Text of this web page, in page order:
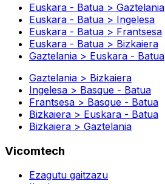
Euskara - Batua > Gaztelania
Euskara - Batua > Ingelesa
Euskara - Batua > Frantsesa
Euskara - Batua > Bizkaiera
Gaztelania > Euskara - Batua
Gaztelania > Bizkaiera
Ingelesa > Basque - Batua
Frantsesa > Basque - Batua
Bizkaiera > Euskara - Batua
Bizkaiera > Gaztelania
Vicomtech
Ezagutu gaitzazu